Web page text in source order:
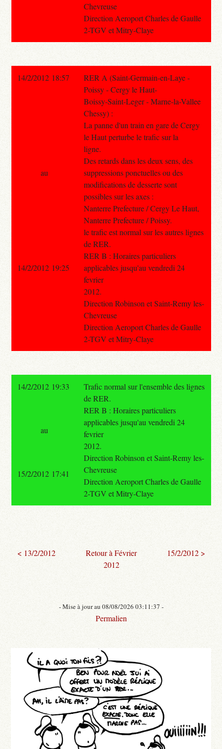
Chevreuse
Direction Aeroport Charles de Gaulle
2-TGV et Mitry-Claye
14/2/2012 18:57
RER A (Saint-Germain-en-Laye -
Poissy - Cergy le Haut-
Boissy-Saint-Leger - Marne-la-Vallee
Chessy) :
La panne d'un train en gare de Cergy
le Haut perturbe le trafic sur la
ligne.
Des retards dans les deux sens, des
suppressions ponctuelles ou des
modifications de desserte sont
possibles sur les axes :
Nanterre Prefecture / Cergy Le Haut,
Nanterre Prefecture / Poissy.
le trafic est normal sur les autres lignes
de RER.
RER B : Horaires particuliers
applicables jusqu'au vendredi 24
fevrier
2012.
Direction Robinson et Saint-Remy les-
Chevreuse
Direction Aeroport Charles de Gaulle
2-TGV et Mitry-Claye
au
14/2/2012 19:25
14/2/2012 19:33
Trafic normal sur l'ensemble des lignes
de RER.
RER B : Horaires particuliers
applicables jusqu'au vendredi 24
fevrier
2012.
Direction Robinson et Saint-Remy les-
Chevreuse
Direction Aeroport Charles de Gaulle
2-TGV et Mitry-Claye
au
15/2/2012 17:41
< 13/2/2012
Retour à Février
2012
15/2/2012 >
- Mise à jour au 08/08/2026 03:11:37 -
Permalien